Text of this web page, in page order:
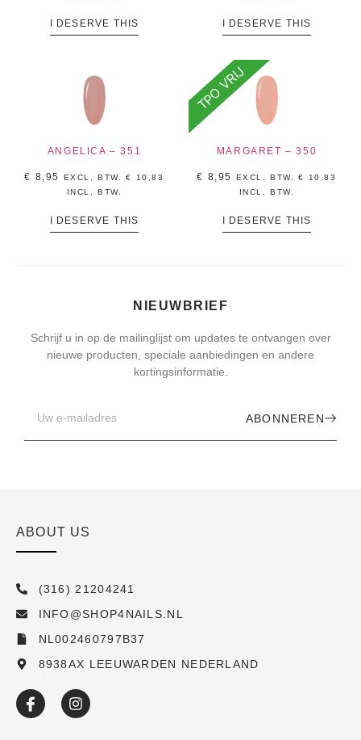
I DESERVE THIS I DESERVE THIS
ANGELICA – 351
€ 8,95 EXCL. BTW.€
10,83
INCL, BTW.
I DESERVE THIS
TPO VRIJ
MARGARET – 350
€ 8,95 EXCL. BTW.€
10,83
INCL, BTW.
I DESERVE THIS
NIEUWBRIEF
Schrijf u in op de mailinglijst om updates te ontvangen over
nieuwe producten, speciale aanbiedingen en andere
kortingsinformatie.
ABONNEREN
ABOUT US
(316) 21204241
INFO@SHOP4NAILS.NL
NL002460797B37
8938AX LEEUWARDEN NEDERLAND